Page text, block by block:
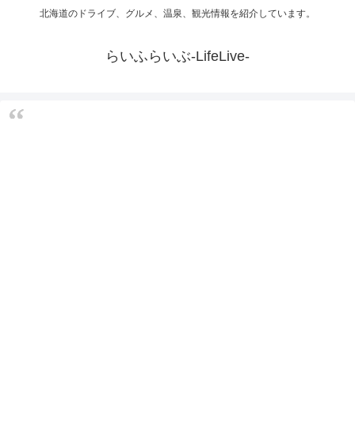
北海道のドライブ、グルメ、温泉、観光情報を紹介しています。
らいふらいぶ-LifeLive-